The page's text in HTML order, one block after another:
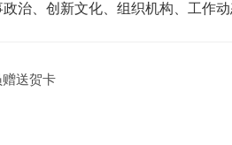
治、创新文化、组织机构、工作
送贺卡